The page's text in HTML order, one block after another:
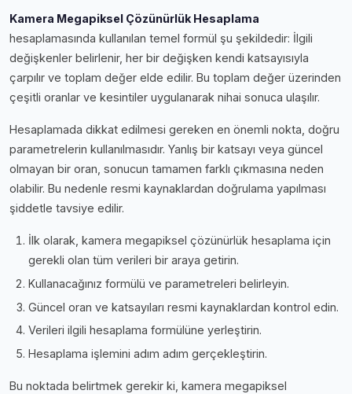
Kamera Megapiksel Çözünürlük Hesaplama
hesaplamasında kullanılan temel formül şu şekildedir: İlgili
değişkenler belirlenir, her bir değişken kendi katsayısıyla
çarpılır ve toplam değer elde edilir. Bu toplam değer üzerinden
çeşitli oranlar ve kesintiler uygulanarak nihai sonuca ulaşılır.
Hesaplamada dikkat edilmesi gereken en önemli nokta, doğru
parametrelerin kullanılmasıdır. Yanlış bir katsayı veya güncel
olmayan bir oran, sonucun tamamen farklı çıkmasına neden
olabilir. Bu nedenle resmi kaynaklardan doğrulama yapılması
şiddetle tavsiye edilir.
İlk olarak, kamera megapiksel çözünürlük hesaplama için
gerekli olan tüm verileri bir araya getirin.
Kullanacağınız formülü ve parametreleri belirleyin.
Güncel oran ve katsayıları resmi kaynaklardan kontrol edin.
Verileri ilgili hesaplama formülüne yerleştirin.
Hesaplama işlemini adım adım gerçekleştirin.
Bu noktada belirtmek gerekir ki, kamera megapiksel